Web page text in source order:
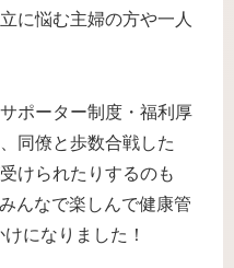
に悩む主婦の方や一人
ポーター制度・福利厚
同僚と歩数合戦した
けられたりするのも
みんなで楽しんで健康管
になりました！